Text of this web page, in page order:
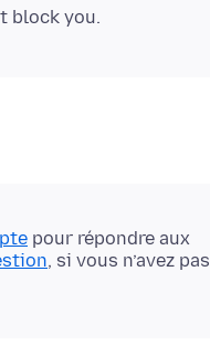
pour répondre aux
, si vous n’avez pas